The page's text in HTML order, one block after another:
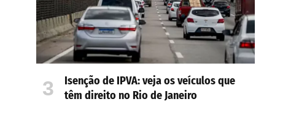
Isenção de IPVA: veja os veículos que
têm direito no Rio de Janeiro